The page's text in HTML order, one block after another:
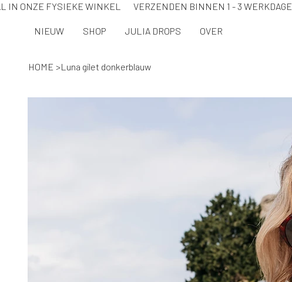
IN ONZE FYSIEKE WINKEL VERZENDEN BINNEN 1 - 3
NIEUW SHOP JULIA DROPS OVER
HOME >Luna gilet donkerblauw